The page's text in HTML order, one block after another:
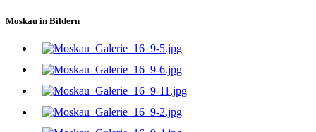
Moskau in Bildern